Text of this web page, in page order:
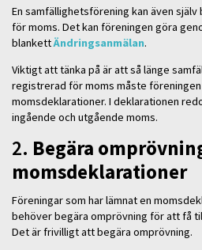
En samfällighetsförening kan även
för moms. Det kan föreningen göra
blankettÄndringsanmälan.
Viktigt att tänka på är att så länge
registrerad för moms måste
momsdeklarationer. I deklarationen
ingående och utgående moms.
2. Begära
momsdeklarationer
Föreningar som har lämnat en
behöver begära omprövning för att få
Det är frivilligt att begära omprövning.